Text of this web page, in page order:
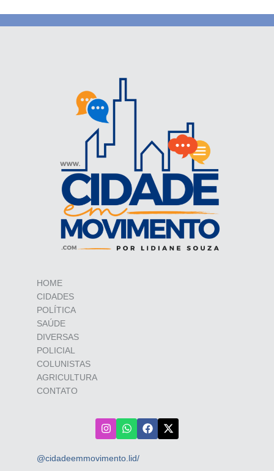
HOME
CIDADES
POLÍTICA
SAÚDE
DIVERSAS
POLICIAL
COLUNISTAS
AGRICULTURA
CONTATO
@cidadeemmovimento.lid/